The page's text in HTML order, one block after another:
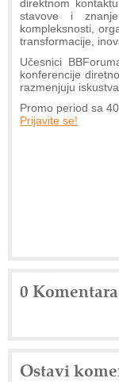
direktnom
stavove i
kompleksnosti,
transformacije,
Učesnici
konferencije
razmenjuju
Promo period sa
Prijavite se!
0
Ostavi